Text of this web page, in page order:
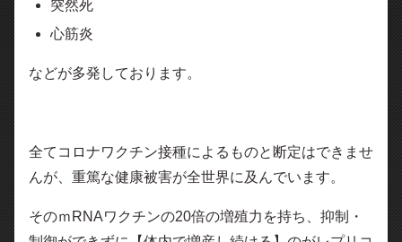
突然死
心筋炎
などが多発しております。
全てコロナワクチン接種によるものと断定はできませ
んが、重篤な健康被害が全世界に及んでいます。
そのｍRNAワクチンの20倍の増殖力を持ち、抑制・